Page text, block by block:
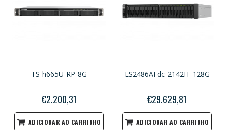
TS-h665U-RP-8G
€2.200,31
ADICIONAR AO CARRINHO
ES2486AFdc-2142IT-128G
€29.629,81
ADICIONAR AO CARRINHO
por